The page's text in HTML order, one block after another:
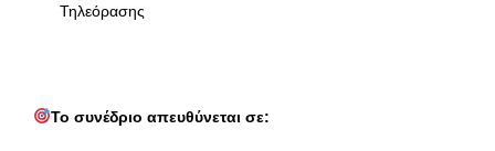
Τηλεόρασης
Το συνέδριο απευθύνεται σε: